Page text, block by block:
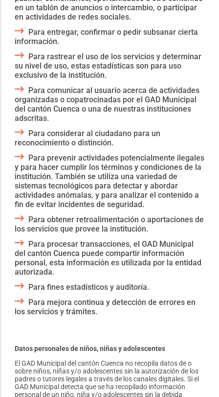
en un tablón de anuncios o intercambio, o participar
en actividades de redes sociales.
Para entregar, confirmar o pedir subsanar cierta
información.
Para rastrear el uso de los servicios y determinar
su nivel de uso, estas estadísticas son para uso
exclusivo de la institución.
Para comunicar al usuario acerca de actividades
organizadas o copatrocinadas por el GAD Municipal
del cantón Cuenca o una de nuestras instituciones
adscritas.
Para considerar al ciudadano para un
reconocimiento o distinción.
Para prevenir actividades potencialmente ilegales
y para hacer cumplir los términos y condiciones de la
institución. También se utiliza una variedad de
sistemas tecnológicos para detectar y abordar
actividades anómalas, y para analizar el contenido a
fin de evitar incidentes de seguridad.
Para obtener retroalimentación o aportaciones de
los servicios que provee la institución.
Para procesar transacciones, el GAD Municipal
del cantón Cuenca puede compartir información
personal, esta información es utilizada por la entidad
autorizada.
Para fines estadísticos y auditoría.
Para mejora continua y detección de errores en
los servicios y trámites.
Datos personales de niños, niñas y adolescentes
El GAD Municipal del cantón Cuenca no recopila datos de o
sobre niños, niñas y/o adolescentes sin la autorización de los
padres o tutores legales a través de los canales digitales. Si el
GAD Municipal detecta que se ha recopilado información
personal de un niño, niña y/o adolescentes sin la debida